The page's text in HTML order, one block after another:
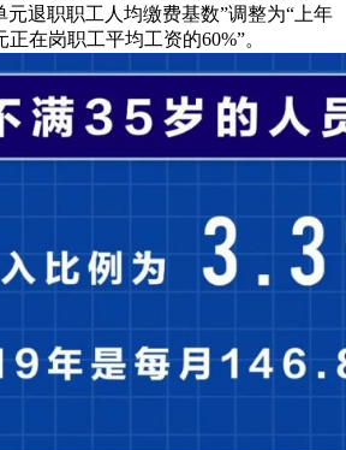
元退职职工人均缴费基数”调整为“上年
在岗职工平均工资的60%”。